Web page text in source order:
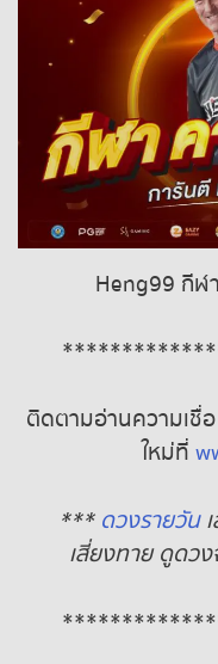
Heng99 กีฬ
ติดตามอ่านความเชื่
ใหม่ที่
*** ดวงรายวัน
เสี่ยงทาย ดูดว